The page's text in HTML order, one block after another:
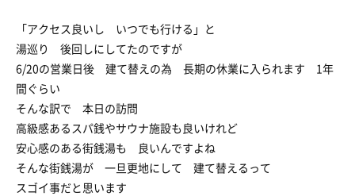
「アクセス良いし いつでも行ける」と
湯巡り 後回しにしてたのですが
6/20の営業日後 建て替えの為 長期の休業に入られます 1年
間ぐらい
そんな訳で 本日の訪問
高級感あるスパ銭やサウナ施設も良いけれど
安心感のある街銭湯も 良いんですよね
そんな街銭湯が 一旦更地にして 建て替えるって
スゴイ事だと思います